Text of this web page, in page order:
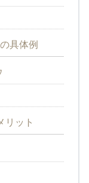
具体例
リット